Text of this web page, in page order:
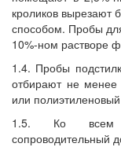
кроликов вырезают
способом. Пробы
10%-ном растворе
1.4. Пробы
отбирают не
или
1.5. Ко всем
сопроводительный